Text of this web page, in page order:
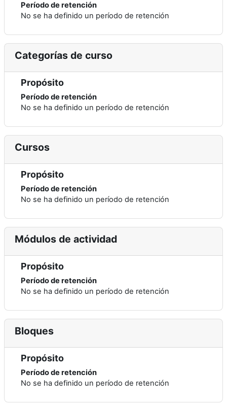
Período de retención
No se ha definido un período de retención
Categorías de curso
Propósito
Período de retención
No se ha definido un período de retención
Cursos
Propósito
Período de retención
No se ha definido un período de retención
Módulos de actividad
Propósito
Período de retención
No se ha definido un período de retención
Bloques
Propósito
Período de retención
No se ha definido un período de retención